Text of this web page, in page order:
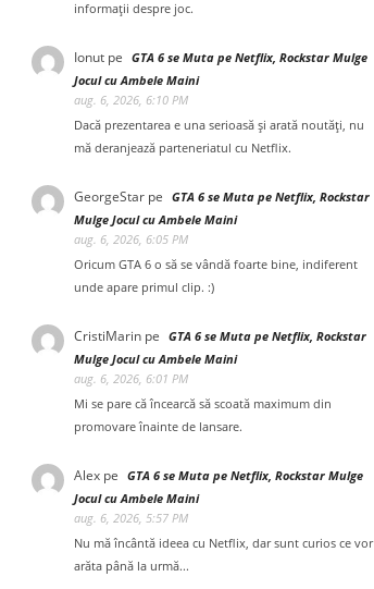
informații despre joc.
Ionut pe GTA 6 se Muta pe Netflix, Rockstar Mulge
Jocul cu Ambele Maini
aug. 6, 2026, 6:10 PM
Dacă prezentarea e una serioasă și arată noutăți, nu
mă deranjează parteneriatul cu Netflix.
GeorgeStar pe GTA 6 se Muta pe Netflix, Rockstar
Mulge Jocul cu Ambele Maini
aug. 6, 2026, 6:05 PM
Oricum GTA 6 o să se vândă foarte bine, indiferent
unde apare primul clip. :)
CristiMarin pe GTA 6 se Muta pe Netflix, Rockstar
Mulge Jocul cu Ambele Maini
aug. 6, 2026, 6:01 PM
Mi se pare că încearcă să scoată maximum din
promovare înainte de lansare.
Alex pe GTA 6 se Muta pe Netflix, Rockstar Mulge
Jocul cu Ambele Maini
aug. 6, 2026, 5:57 PM
Nu mă încântă ideea cu Netflix, dar sunt curios ce vor
arăta până la urmă...